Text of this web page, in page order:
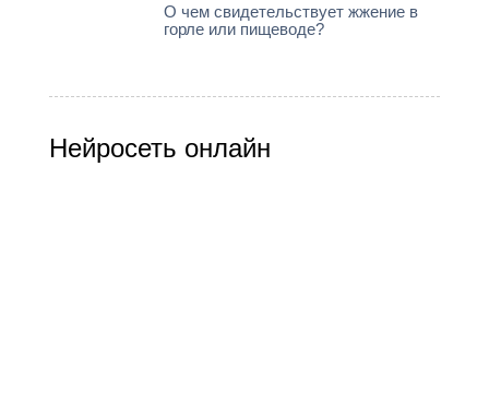
О чем свидетельствует жжение в
горле или пищеводе?
Нейросеть онлайн